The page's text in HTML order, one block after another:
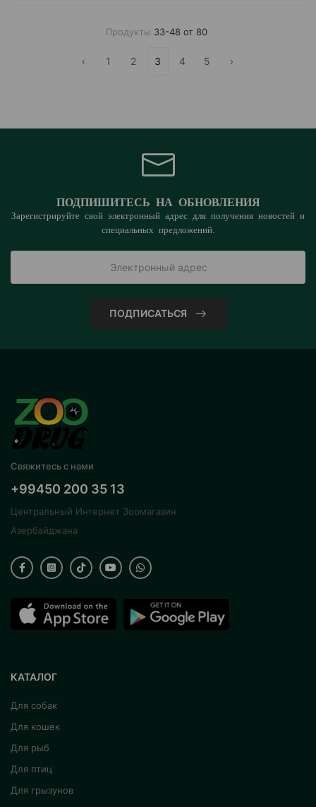
Продукты 33-48 от 80
‹ 1 2 3 4 5 ›
ПОДПИШИТЕСЬ НА ОБНОВЛЕНИЯ
Зарегистрируйте свой электронный адрес для получения новостей и
специальных предложений.
ПОДПИСАТЬСЯ
Свяжитесь с нами
+99450 200 35 13
Центральный Интернет Зоомагазин
Азербайджана
КАТАЛОГ
Для собак
Для кошек
Для рыб
Для птиц
Для грызунов